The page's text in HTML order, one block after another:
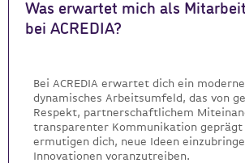
Was erwartet mich als
bei ACREDIA?
Bei ACREDIA erwartet dich ein
dynamisches Arbeitsumfeld, das von
Respekt, partnerschaftlichem
transparenter Kommunikation
ermutigen dich, neue Ideen
Innovationen voranzutreiben.